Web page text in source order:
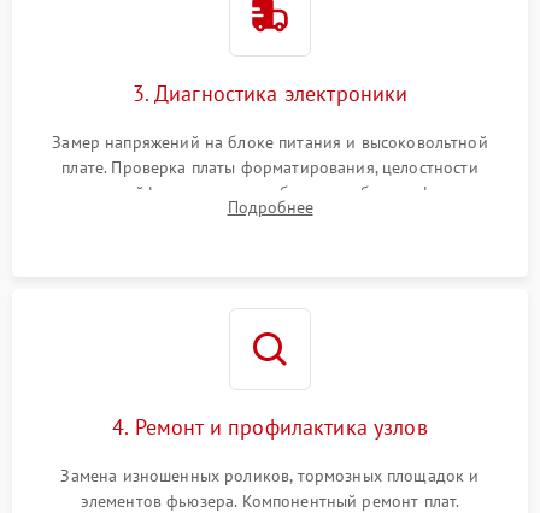
3. Диагностика электроники
Замер напряжений на блоке питания и высоковольтной
плате. Проверка платы форматирования, целостности
плоских шлейфов сканера и работоспособности флажков и
оптопар (датчиков прохождения бумаги).
Подробнее
4. Ремонт и профилактика узлов
Замена изношенных роликов, тормозных площадок и
элементов фьюзера. Компонентный ремонт плат.